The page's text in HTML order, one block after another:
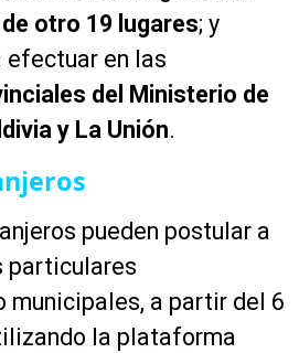
otro 19 lugares; y
efectuar en las
del Ministerio de
y La Unión.
pueden postular a
particulares
municipales, a partir del 6
la plataforma